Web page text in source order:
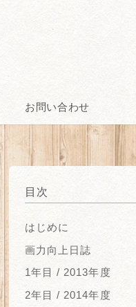
お問い合わせ
目次
はじめに
画力向上日誌
1年目 / 2013年度
2年目 / 2014年度